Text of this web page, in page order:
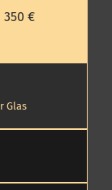
€
Glas